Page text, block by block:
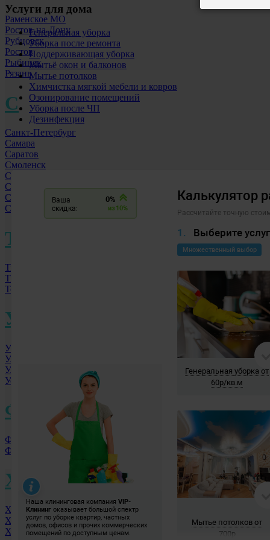
Раменское МО
Ростов-на-Дону
Рубцовск
Ростов
Рыбинск
Рязань
С
Санкт-Петербург
Самара
Саратов
Смоленск
Сергиев-Посад МО
Серпухов МО
Свободный
Симферополь
Т
Тверь
Тюмень
Томск
У
Уфа
Ульяновск
Улан-Удэ
Уссурийск
Ф
Фролово
Фрязино
Х
Хабаровск
Ханты-Мансийск
Химки МО
Услуги для дома
Генеральная уборка
Уборка после ремонта
Поддерживающая уборка
Мытьё окон и балконов
Мытье потолков
Химчистка мягкой мебели и ковров
Озонирование помещений
Уборка после ЧП
Дезинфекция